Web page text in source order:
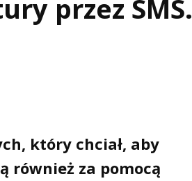
przez SMS.
który chciał, aby
również za pomocą